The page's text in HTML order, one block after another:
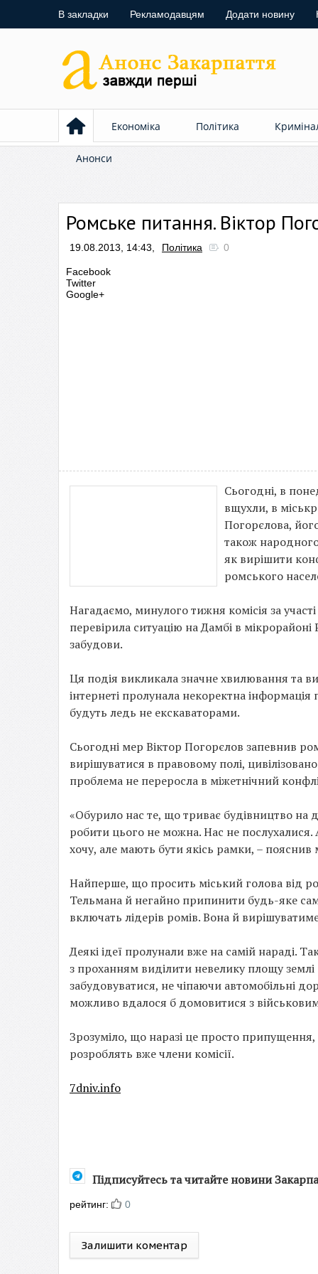
В закладки Рекламодавцям Додати новину
Економіка Політика
Анонси
Ромське питання. Віктор
19.08.2013, 14:43, Політика 0
Facebook
Twitter
Google+
Сьогодні, в
вщухли, в
Погорєлова,
також
як вирішити
ромського
Нагадаємо, минулого тижня комісія за
перевірила ситуацію на Дамбі в
забудови.
Ця подія викликала значне хвилювання та
інтернеті пролунала некоректна
будуть ледь не екскаваторами.
Сьогодні мер Віктор Погорєлов запевнив
вирішуватися в правовому полі,
проблема не переросла в міжетнічний
«Обурило нас те, що триває будівництво
робити цього не можна. Нас не послухалися.
хочу, але мають бути якісь рамки, – пояснив
Найперше, що просить міський голова від
Тельмана й негайно припинити будь-яке
включать лідерів ромів. Вона й
Деякі ідеї пролунали вже на самій нараді.
з проханням виділити невелику площу
забудовуватися, не чіпаючи автомобільні
можливо вдалося б домовитися з
Зрозуміло, що наразі це просто
розроблять вже члени комісії.
7dniv.info
Підписуйтесь та читайте новини
рейтинг: 0
Залишити коментар